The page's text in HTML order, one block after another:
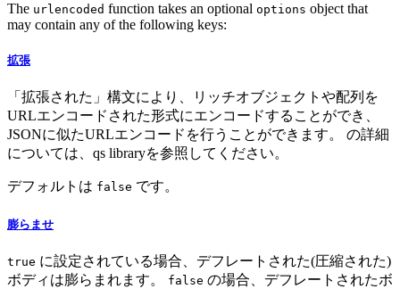
The urlencoded function takes an optional options object that
may contain any of the following keys:
拡張
「拡張された」構文により、リッチオブジェクトや配列を
URLエンコードされた形式にエンコードすることができ、
JSONに似たURLエンコードを行うことができます。 の詳細
については、qs libraryを参照してください。
デフォルトは false です。
膨らませ
true に設定されている場合、デフレートされた(圧縮された)
ボディは膨らまれます。
false の場合、デフレートされたボ